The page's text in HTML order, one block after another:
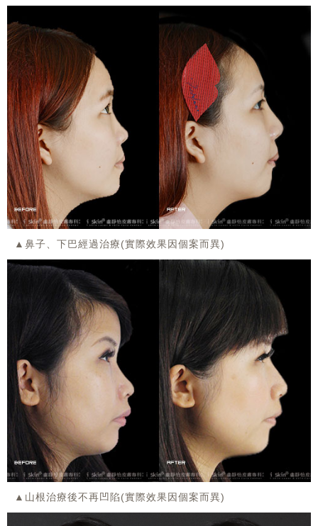
▲鼻子、下巴經過治療(實際效果因個案而異)
▲山根治療後不再凹陷(實際效果因個案而異)